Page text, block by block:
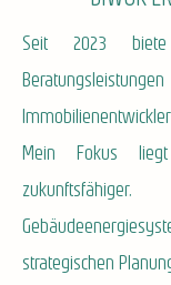
Seit 2023 biete
Mein Fokus
strategischen